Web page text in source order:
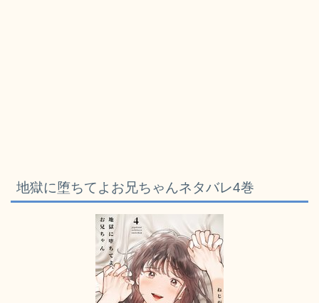
地獄に堕ちてよお兄ちゃんネタバレ4巻